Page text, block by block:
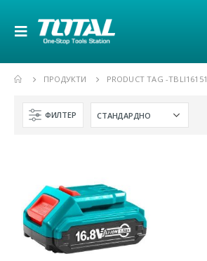
ПРОДУКТИ PRODUCT TAG -TBLI16151
ФИЛТЕР